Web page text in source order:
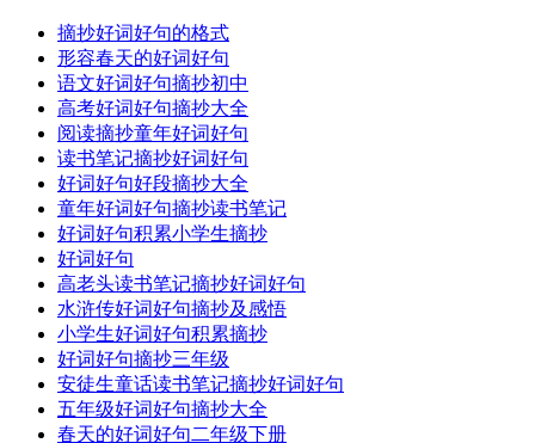
摘抄好词好句的格式
形容春天的好词好句
语文好词好句摘抄初中
高考好词好句摘抄大全
阅读摘抄童年好词好句
读书笔记摘抄好词好句
好词好句好段摘抄大全
童年好词好句摘抄读书笔记
好词好句积累小学生摘抄
好词好句
高老头读书笔记摘抄好词好句
水浒传好词好句摘抄及感悟
小学生好词好句积累摘抄
好词好句摘抄三年级
安徒生童话读书笔记摘抄好词好句
五年级好词好句摘抄大全
春天的好词好句二年级下册